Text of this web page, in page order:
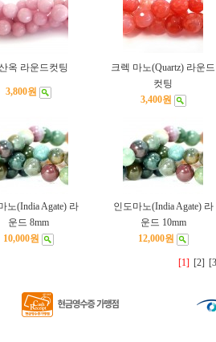
옥 라운드컷팅
3,800원
크렉 마노(Quartz) 라운드
컷팅
3,400원
노(India Agate) 라
운드 8mm
10,000원
인도마노(India Agate) 라
운드 10mm
12,000원
[1] [2]